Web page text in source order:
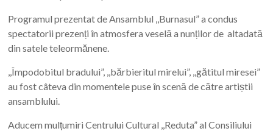
Programul prezentat de Ansamblul ,,Burnasul” a condus
spectatorii prezenți în atmosfera veselă a nunților de altadată
din satele teleormănene.
,,Împodobitul bradului”, ,,bărbieritul mirelui”, ,,gătitul miresei”
au fost câteva din momentele puse în scenă de către artiștii
ansamblului.
Aducem mulțumiri Centrului Cultural ,,Reduta” al Consiliului